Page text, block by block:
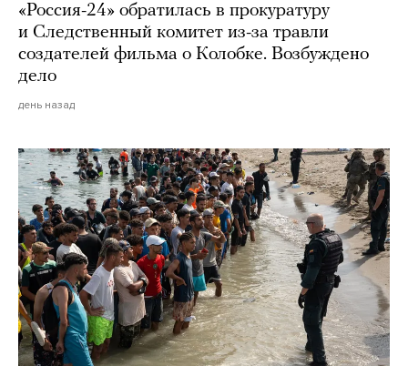
«Россия-24» обратилась в прокуратуру
и Следственный комитет из-за травли
создателей фильма о Колобке. Возбуждено
дело
день назад